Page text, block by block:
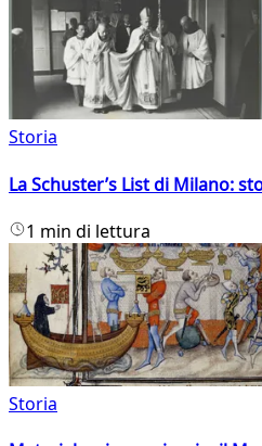
Storia
La Schuster’s List di Milano:
1 min di lettura
Storia